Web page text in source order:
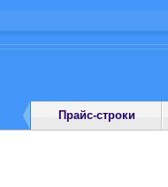
Прайс-строки